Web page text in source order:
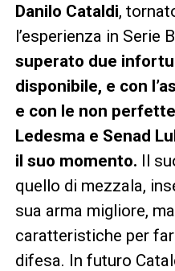
Danilo Cataldi,
l’esperienza in Serie
superato due
disponibile, e con
e con le non
Ledesma e Senad
il suo momento. Il
quello di mezzala,
sua arma migliore,
caratteristiche per
difesa. In futuro